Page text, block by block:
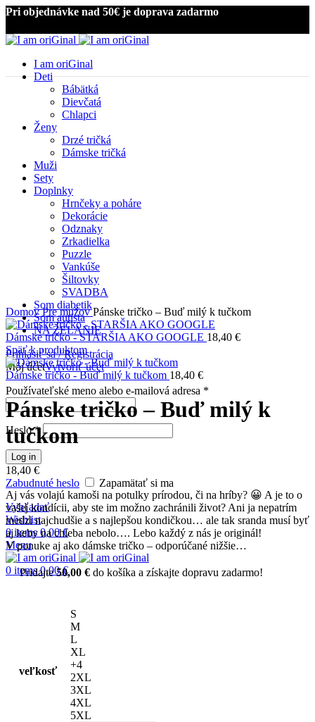
Pri objednávke nad 50€ je doprava zadarmo
I am oriGinal
Deti
Bábätká
Dievčatá
Chlapci
Ženy
Drzé tričká
Dámske tričká
Muži
Sety
Doplnky
Hrnčeky a poháre
Dekorácie
Odznaky
Zrkadielka
Puzzle
Vankúše
Šiltovky
SVADBA
Som diabetik
Som autista
NA ŽELANIE
Prihlásiť sa / Registrácia
Môj účetVytvoriť účet
Používateľské meno alebo e-mailová adresa *
Heslo*
Log in
Zabudnuté heslo
Zapamätať si ma
Vyhľadať
Wishlist
0items 0,00€
Menu
0 items 0,00€
Kliknite pre zväčšenie
DomovPre mužovPánske tričko – Buď milý k tučkom
Dámske tričko - STARŠIA AKO GOOGLE 18,40 €
Späť k produktom
Dámske tričko - Buď milý k tučkom 18,40 €
Pánske tričko – Buď milý k
tučkom
18,40 €
Aj vás volajú kamoši na potulky prírodou, či na hríby? 😀 A je to o
vašej kondícii, aby ste im možno zachránili život? Ani ja nepatrím
medzi najchudšie a s najlepšou kondičkou… ale tak sranda musí byť
aj keby na chleba nebolo…. Lebo každý z nás je originál!
V ponuke aj ako dámske tričko – odporúčané nižšie…
Pridajte50,00 € do košíka a získajte dopravu zadarmo!
veľkosť
S
M
L
XL
+4
2XL
3XL
4XL
5XL